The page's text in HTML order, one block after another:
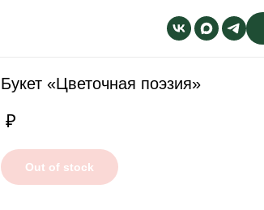
Букет «Цветочная поэзия»
₽
Out of stock